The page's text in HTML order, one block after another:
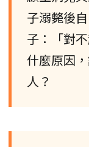
子溺斃後
子：「對
什麼原因
人？